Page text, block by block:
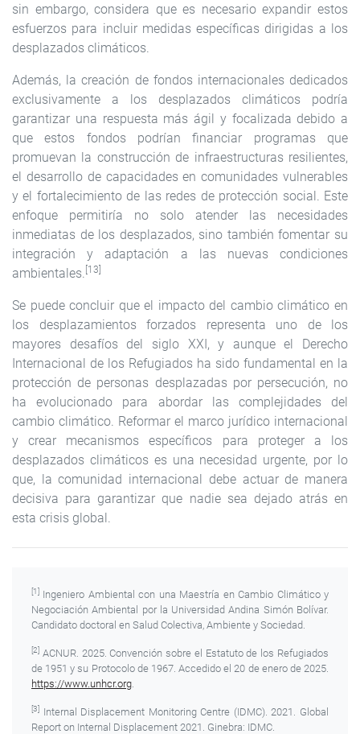
sin embargo, considera que es necesario expandir estos
esfuerzos para incluir medidas específicas dirigidas a los
desplazados climáticos.
Además, la creación de fondos internacionales dedicados
exclusivamente a los desplazados climáticos podría
garantizar una respuesta más ágil y focalizada debido a
que estos fondos podrían financiar programas que
promuevan la construcción de infraestructuras resilientes,
el desarrollo de capacidades en comunidades vulnerables
y el fortalecimiento de las redes de protección social. Este
enfoque permitiría no solo atender las necesidades
inmediatas de los desplazados, sino también fomentar su
integración y adaptación a las nuevas condiciones
ambientales. [13]
Se puede concluir que el impacto del cambio climático en
los desplazamientos forzados representa uno de los
mayores desafíos del siglo XXI, y aunque el Derecho
Internacional de los Refugiados ha sido fundamental en la
protección de personas desplazadas por persecución, no
ha evolucionado para abordar las complejidades del
cambio climático. Reformar el marco jurídico internacional
y crear mecanismos específicos para proteger a los
desplazados climáticos es una necesidad urgente, por lo
que, la comunidad internacional debe actuar de manera
decisiva para garantizar que nadie sea dejado atrás en
esta crisis global.
[1] Ingeniero Ambiental con una Maestría en Cambio Climático y
Negociación Ambiental por la Universidad Andina Simón Bolívar.
Candidato doctoral en Salud Colectiva, Ambiente y Sociedad.
[2] ACNUR. 2025. Convención sobre el Estatuto de los Refugiados
de 1951 y su Protocolo de 1967. Accedido el 20 de enero de 2025.
https://www.unhcr.org
[3]
Internal Displacement Monitoring Centre (IDMC). 2021. Global
Report on Internal Displacement 2021. Ginebra: IDMC.